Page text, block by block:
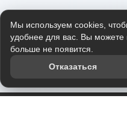
Мы используем cookies,
удобнее для вас. Вы можете
больше не появится.
Отказаться